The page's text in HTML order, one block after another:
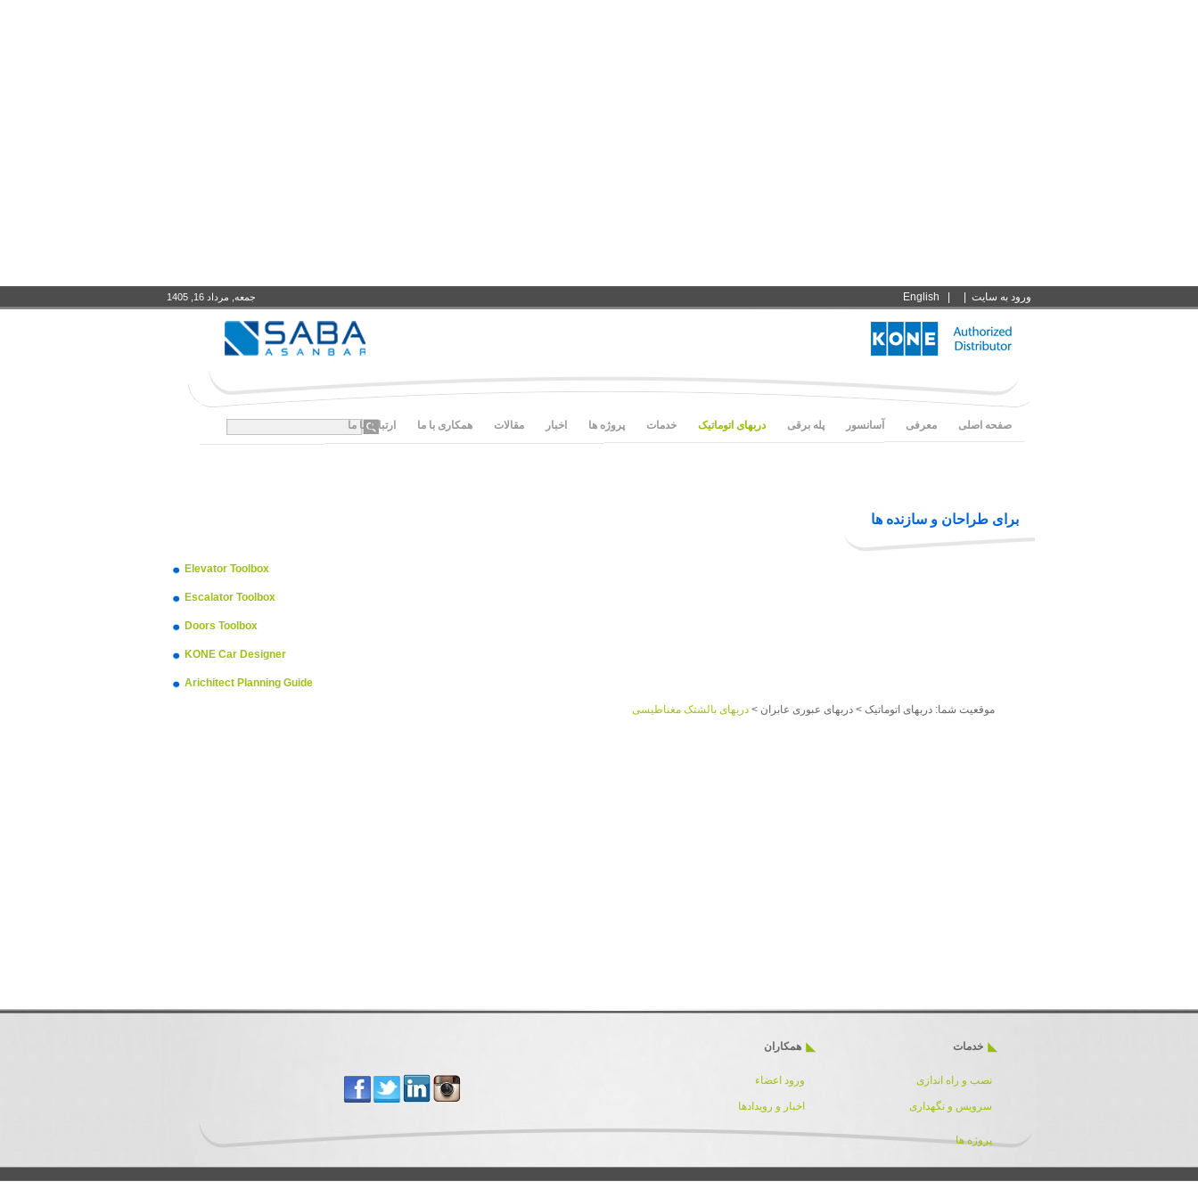
English ورود به سايت جمعه, مرداد 16, 1405
صفحه اصلی معرفی آسانسور پله برقی دربهای اتوماتیک خدمات پروژه ها اخبار مقالات همکاری با ما ارتباط با ما
برای طراحان و سازنده ها
Elevator Toolbox
Escalator Toolbox
Doors Toolbox
KONE Car Designer
Arichitect Planning Guide
موقعیت شما: دربهای اتوماتیک > دربهای عبوری عابران > دربهای بالشتک مغناطیسی
خدمات همکاران
نصب و راه اندازی ورود اعضاء
سرویس و نگهداری اخبار و رویدادها
پروژه ها